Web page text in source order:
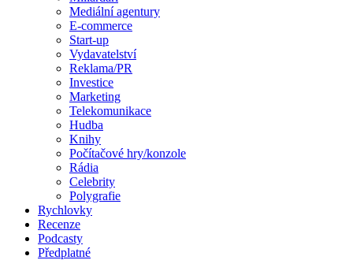
Mediální agentury
E-commerce
Start-up
Vydavatelství
Reklama/PR
Investice
Marketing
Telekomunikace
Hudba
Knihy
Počítačové hry/konzole
Rádia
Celebrity
Polygrafie
Rychlovky
Recenze
Podcasty
Předplatné